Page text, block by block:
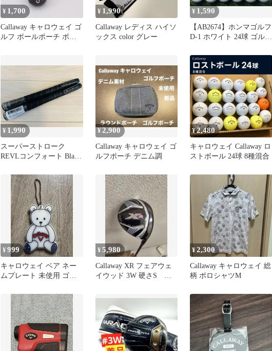
¥ 1,700
Callaway キャロウェイ ゴ
ルフ ボールポーチ ボー
¥ 1,990
Callaway レディス ハイソ
ックス color グレー
¥ 1,590
【AB2674】ホンマゴルフ
D-1 ホワイト 24球 ゴルフ
¥ 1,990
スーパーストローク
REVLコンフォート Black
¥2,900
Callaway キャロウェイ ゴ
ルフポーチ デニム調
¥2,480
キャロウェイ Callaway ロ
ストボール 24球 8種混合
¥999
キャロウェイ ベア ネー
ムプレート 未使用 ゴル
ャーム
¥5,980
Callaway XR フェアウェ
イウッド 3W 硬さS キ
¥2,300
Callaway キャロウェイ 総
柄 ポロシャツM